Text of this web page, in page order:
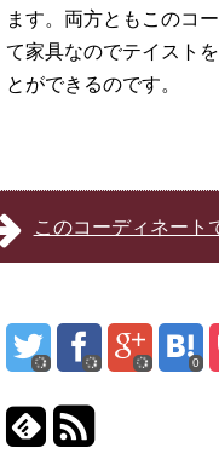
ます。両方ともこのコ
て家具なのでテイスト
とができるのです。
このコーディネート
0